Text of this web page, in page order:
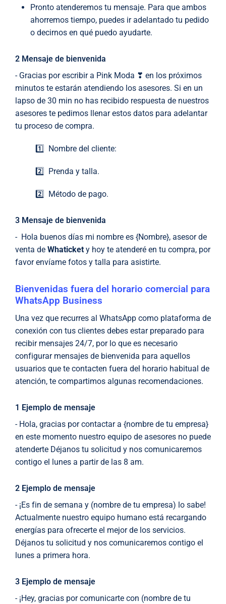
Pronto atenderemos tu mensaje. Para que ambos
ahorremos tiempo, puedes ir adelantado tu pedido
o decirnos en qué puedo ayudarte.
2 Mensaje de bienvenida
- Gracias por escribir a Pink Moda ❣ en los próximos
minutos te estarán atendiendo los asesores. Si en un
lapso de 30 min no has recibido respuesta de nuestros
asesores te pedimos llenar estos datos para adelantar
tu proceso de compra.
1️⃣ Nombre del cliente:
2️⃣ Prenda y talla.
2️⃣ Método de pago.
3 Mensaje de bienvenida
- Hola buenos días mi nombre es {Nombre}, asesor de
venta de Whaticket y hoy te atenderé en tu compra, por
favor envíame fotos y talla para asistirte.
Bienvenidas fuera del horario comercial para
WhatsApp Business
Una vez que recurres al WhatsApp como plataforma de
conexión con tus clientes debes estar preparado para
recibir mensajes 24/7, por lo que es necesario
configurar mensajes de bienvenida para aquellos
usuarios que te contacten fuera del horario habitual de
atención, te compartimos algunas recomendaciones.
1 Ejemplo de mensaje
- Hola, gracias por contactar a {nombre de tu empresa}
en este momento nuestro equipo de asesores no puede
atenderte Déjanos tu solicitud y nos comunicaremos
contigo el lunes a partir de las 8 am.
2 Ejemplo de mensaje
- ¡Es fin de semana y (nombre de tu empresa) lo sabe!
Actualmente nuestro equipo humano está recargando
energías para ofrecerte el mejor de los servicios.
Déjanos tu solicitud y nos comunicaremos contigo el
lunes a primera hora.
3 Ejemplo de mensaje
- ¡Hey, gracias por comunicarte con (nombre de tu